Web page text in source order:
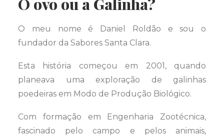
O ovo ou a Galinha?
O meu nome é Daniel Roldão e sou o
fundador da Sabores Santa Clara.
Esta história começou em 2001, quando
planeava uma exploração de galinhas
poedeiras em Modo de Produção Biológico.
Com formação em Engenharia Zootécnica,
fascinado pelo campo e pelos animais,